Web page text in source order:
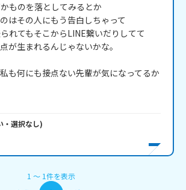
ものを落としてみるとか
はその人にもう告白しちゃって
れてもそこからLINE繋いだりしてて
が生まれるんじゃないかな。
も何にも接点ない先輩が気になってるか
・ 選択なし)
1 〜 1件を表示